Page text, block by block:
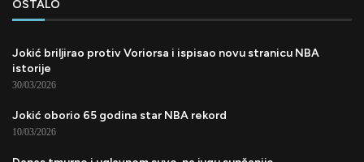
OSTALO
Jokić briljirao protiv Voriorsa i ispisao novu stranicu NBA
istorije
30/03/2026
Jokić oborio 65 godina star NBA rekord
10/03/2026